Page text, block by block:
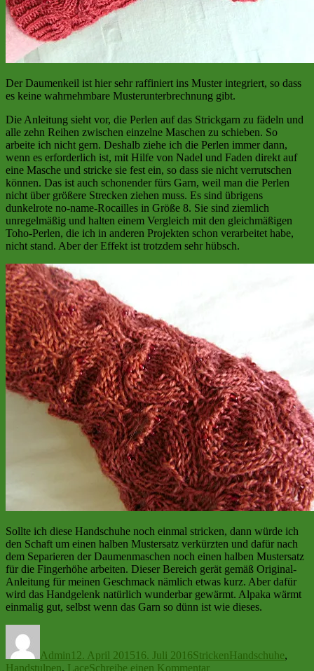
Der Daumenkeil ist hier sehr raffiniert ins Muster integriert, so dass
es keine wahrnehmbare Musterunterbrechnung gibt.
Die Anleitung sieht vor, die Perlen auf das Strickgarn zu fädeln und
alle zehn Reihen zwischen einzelne Maschen zu schieben. So
arbeite ich nicht gern. Deshalb ziehe ich die Perlen immer dann,
wenn es erforderlich ist, mit Hilfe von Nadel und Faden direkt auf
eine Masche und stricke sie fest ein, so dass sie nicht verrutschen
können. Das ist auch schonender fürs Garn, weil man die Perlen
nicht über größere Strecken ziehen muss. Es sind übrigens
dunkelrote no-name-Rocailles in Größe 8. Sie sind ziemlich
unregelmäßig und halten einem Vergleich mit den gleichmäßigen
Toho-Perlen, die ich in anderen Projekten schon verarbeitet habe,
nicht stand. Aber der Effekt ist trotzdem sehr hübsch.
Sollte ich diese Handschuhe noch einmal stricken, dann würde ich
den Schaft um einen halben Mustersatz verkürzten und dafür nach
dem Separieren der Daumenmaschen noch einen halben Mustersatz
für die Fingerhöhe arbeiten. Dieser Bereich gerät gemäß Original-
Anleitung für meinen Geschmack nämlich etwas kurz. Aber dafür
wird das Handgelenk natürlich wunderbar gewärmt. Alpaka wärmt
einmalig gut, selbst wenn das Garn so dünn ist wie dieses.
Admin 12. April 2015 16. Juli 2016StrickenHandschuhe,
Handstulpen, LaceSchreibe einen Kommentarzu